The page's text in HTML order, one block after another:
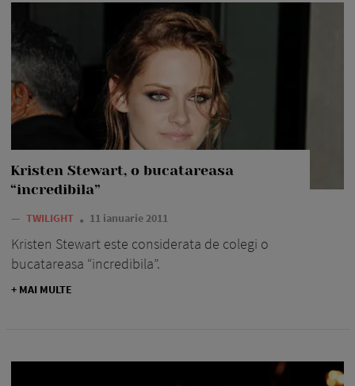
Kristen Stewart, o bucatareasa
“incredibila”
— TWILIGHT 11 ianuarie 2011
Kristen Stewart este considerata de colegi o
bucatareasa “incredibila”.
+ MAI MULTE